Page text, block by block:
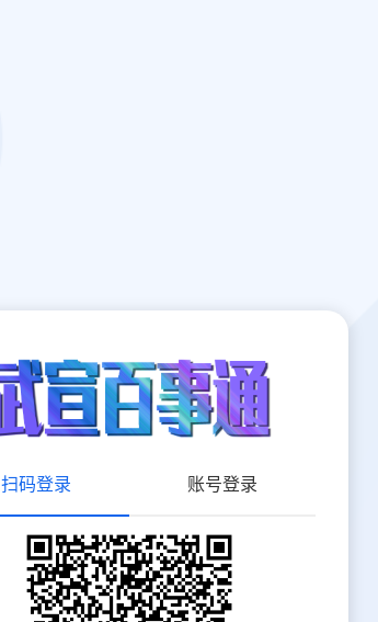
扫码登录 账号登录